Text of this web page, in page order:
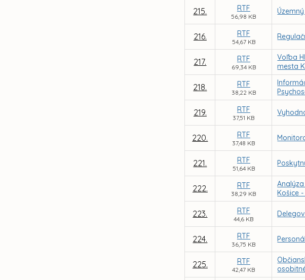
215. RTF
56,98 KB
216. RTF
54,67 KB
217. RTF
69,34 KB
Voľba
mesta
218. RTF
38,22 KB
219. RTF
37,51 KB
220. RTF
37,48 KB
221. RTF
51,64 KB
222. RTF
38,29 KB
Košice -
223. RTF
44,6 KB
224. RTF
36,75 KB
225. RTF
42,47 KB